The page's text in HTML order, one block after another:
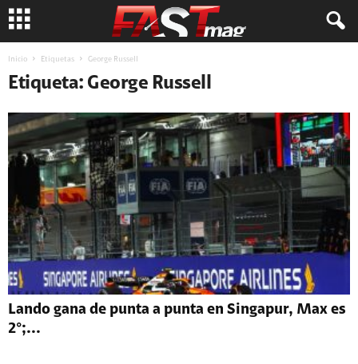
Inicio Etiquetas George Russell
Etiqueta: George Russell
Lando gana de punta a punta en Singapur, Max es
2°;...